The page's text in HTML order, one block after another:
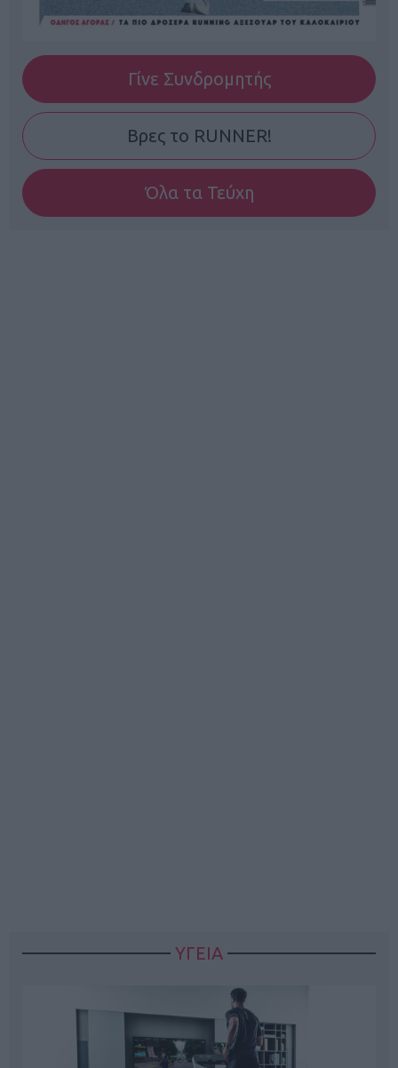
Γίνε Συνδρομητής
Βρες το RUNNER!
Όλα τα Τεύχη
ΥΓΕΙΑ